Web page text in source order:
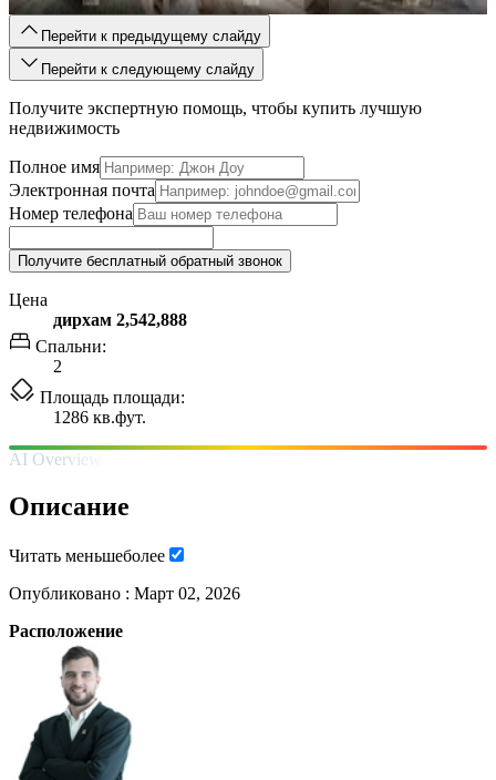
Перейти к предыдущему слайду
Перейти к следующему слайду
Получите экспертную помощь, чтобы купить лучшую
недвижимость
Полное имя
Электронная почта
Номер телефона
Получите бесплатный обратный звонок
Цена
дирхам 2,542,888
Спальни:
2
Площадь площади:
1286 кв.фут.
AI Overview
Описание
Читать меньшеболее
Опубликовано : Март 02, 2026
Расположение